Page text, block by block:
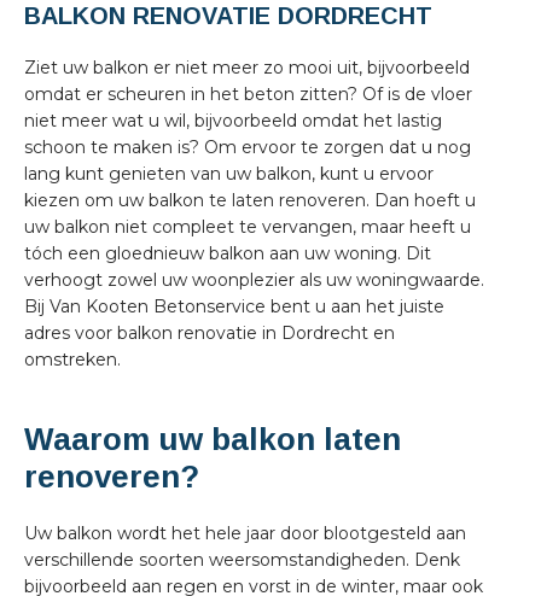
BALKON RENOVATIE DORDRECHT
Ziet uw balkon er niet meer zo mooi uit, bijvoorbeeld
omdat er scheuren in het beton zitten? Of is de vloer
niet meer wat u wil, bijvoorbeeld omdat het lastig
schoon te maken is? Om ervoor te zorgen dat u nog
lang kunt genieten van uw balkon, kunt u ervoor
kiezen om uw balkon te laten renoveren. Dan hoeft u
uw balkon niet compleet te vervangen, maar heeft u
tóch een gloednieuw balkon aan uw woning. Dit
verhoogt zowel uw woonplezier als uw woningwaarde.
Bij Van Kooten Betonservice bent u aan het juiste
adres voor balkon renovatie in Dordrecht en
omstreken.
Waarom uw balkon laten
renoveren?
Uw balkon wordt het hele jaar door blootgesteld aan
verschillende soorten weersomstandigheden. Denk
bijvoorbeeld aan regen en vorst in de winter, maar ook